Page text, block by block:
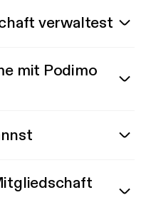
verwaltest
mit Podimo